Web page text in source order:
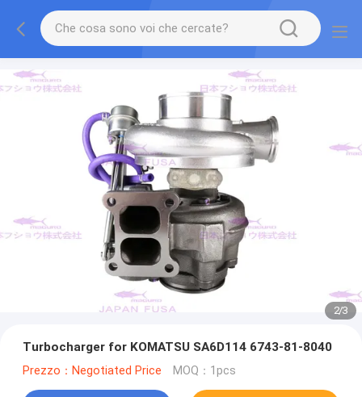
2/3
Turbocharger for KOMATSU SA6D114 6743-81-8040
Prezzo：Negotiated Price MOQ：1pcs